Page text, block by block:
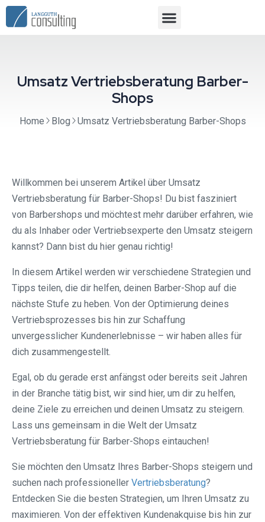
Umsatz Vertriebsberatung Barber-
Shops
Home Blog Umsatz Vertriebsberatung Barber-Shops
Willkommen bei unserem Artikel über Umsatz
Vertriebsberatung für Barber-Shops! Du bist fasziniert
von Barbershops und möchtest mehr darüber erfahren, wie
du als Inhaber oder Vertriebsexperte den Umsatz steigern
kannst? Dann bist du hier genau richtig!
In diesem Artikel werden wir verschiedene Strategien und
Tipps teilen, die dir helfen, deinen Barber-Shop auf die
nächste Stufe zu heben. Von der Optimierung deines
Vertriebsprozesses bis hin zur Schaffung
unvergesslicher Kundenerlebnisse – wir haben alles für
dich zusammengestellt.
Egal, ob du gerade erst anfängst oder bereits seit Jahren
in der Branche tätig bist, wir sind hier, um dir zu helfen,
deine Ziele zu erreichen und deinen Umsatz zu steigern.
Lass uns gemeinsam in die Welt der Umsatz
Vertriebsberatung für Barber-Shops eintauchen!
Sie möchten den Umsatz Ihres Barber-Shops steigern und
suchen nach professioneller Vertriebsberatung?
Entdecken Sie die besten Strategien, um Ihren Umsatz zu
maximieren. Von der effektiven Kundenakquise bis hin zur